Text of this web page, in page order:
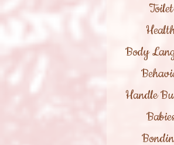
Toilet
Body
Handle